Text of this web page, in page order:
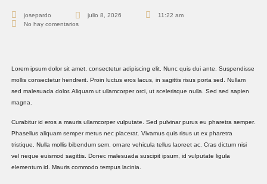
josepardo julio 8, 2026
11:22 am
No hay comentarios
Lorem ipsum dolor sit amet, consectetur adipiscing elit. Nunc quis dui ante. Suspendisse
mollis consectetur hendrerit. Proin luctus eros lacus, in sagittis risus porta sed. Nullam
sed malesuada dolor. Aliquam ut ullamcorper orci, ut scelerisque nulla. Sed sed sapien
magna.
Curabitur id eros a mauris ullamcorper vulputate. Sed pulvinar purus eu pharetra semper.
Phasellus aliquam semper metus nec placerat. Vivamus quis risus ut ex pharetra
tristique. Nulla mollis bibendum sem, ornare vehicula tellus laoreet ac. Cras dictum nisi
vel neque euismod sagittis. Donec malesuada suscipit ipsum, id vulputate ligula
elementum id. Mauris commodo tempus lacinia.